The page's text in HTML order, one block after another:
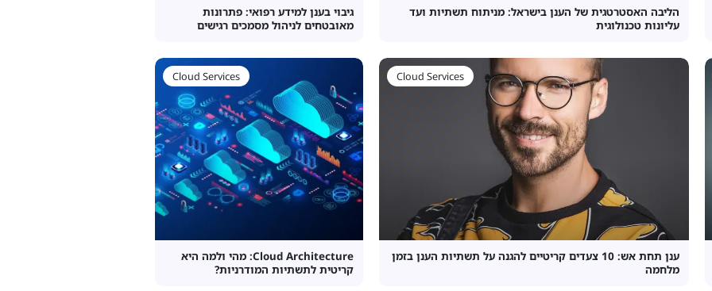
הליבה האסטרטגית של הענן בישראל: מניתוח תשתיות ועד
עליונות טכנולוגית
גיבוי בענן למידע רפואי: פתרונות
מאובטחים לניהול מסמכים רגישים
Cloud Services
ענן תחת אש: 10 צעדים קריטיים להגנה על תשתיות הענן בזמן
מלחמה
Cloud Services
Cloud Architecture: מהי ולמה היא
קריטית לתשתיות המודרניות?